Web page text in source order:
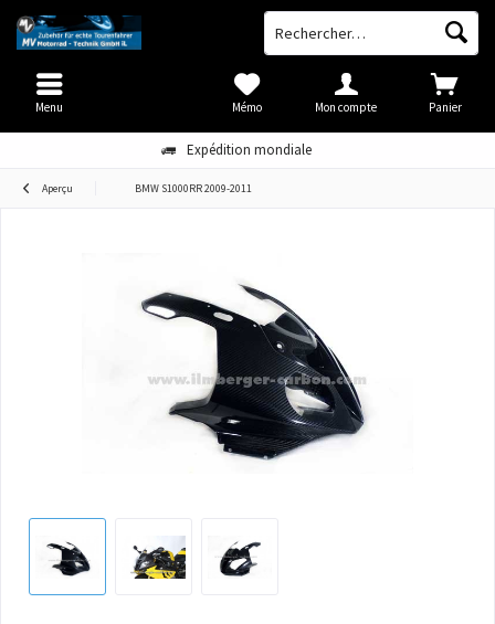
Expédition mondiale
Panier
Mémo Mon compte
Menu
Aperçu BMW S1000RR 2009-2011